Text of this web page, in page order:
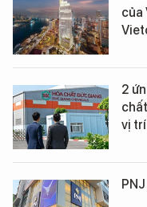
của
2
vị